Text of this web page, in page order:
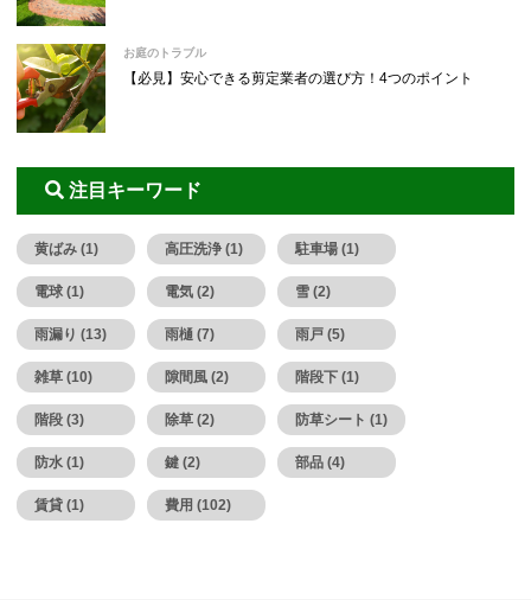
お庭のトラブル
【必見】安心できる剪定業者の選び方！4つのポイント
注目キーワード
黄ばみ (1) 高圧洗浄 (1) 駐車場 (1)
電球 (1) 電気 (2) 雪 (2)
雨漏り (13) 雨樋 (7) 雨戸 (5)
雑草 (10) 隙間風 (2) 階段下 (1)
階段 (3) 除草 (2) 防草シート (1)
防水 (1) 鍵 (2) 部品 (4)
賃貸 (1) 費用 (102)